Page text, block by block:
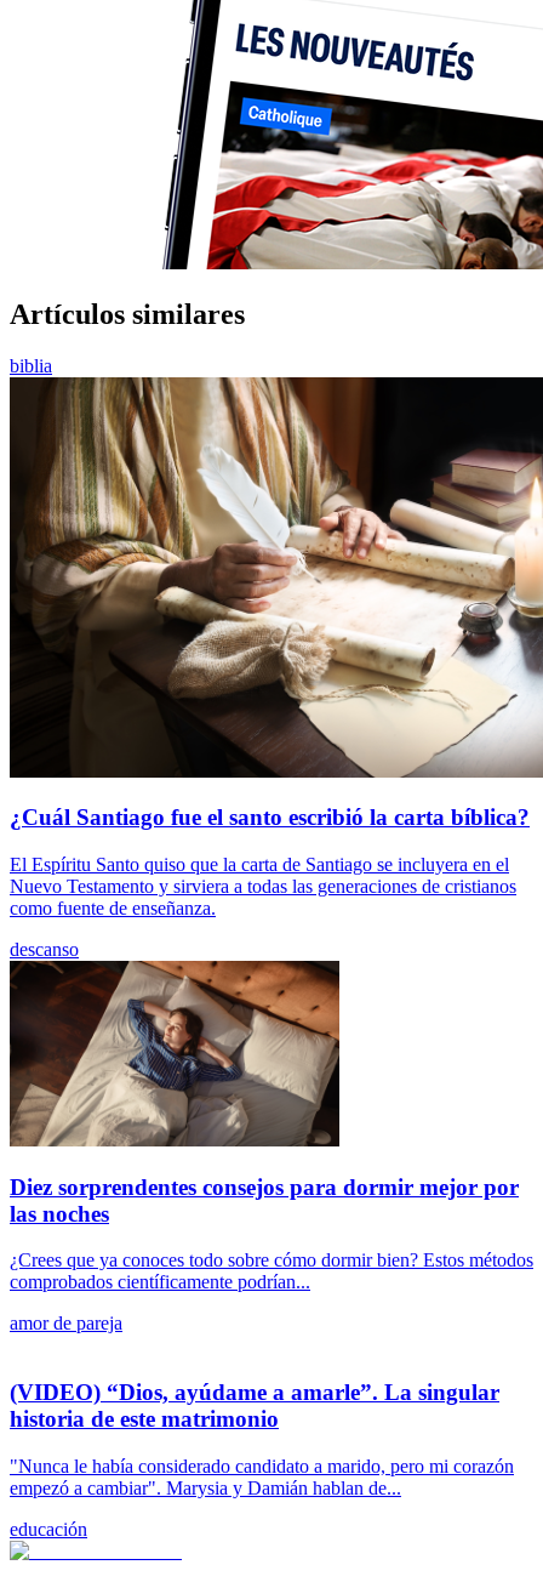
Artículos similares
biblia
¿Cuál Santiago fue el santo escribió la carta bíblica?
El Espíritu Santo quiso que la carta de Santiago se incluyera en el
Nuevo Testamento y sirviera a todas las generaciones de cristianos
como fuente de enseñanza.
descanso
Diez sorprendentes consejos para dormir mejor por
las noches
¿Crees que ya conoces todo sobre cómo dormir bien? Estos métodos
comprobados científicamente podrían...
amor de pareja
(VIDEO) “Dios, ayúdame a amarle”. La singular
historia de este matrimonio
"Nunca le había considerado candidato a marido, pero mi corazón
empezó a cambiar". Marysia y Damián hablan de...
educación